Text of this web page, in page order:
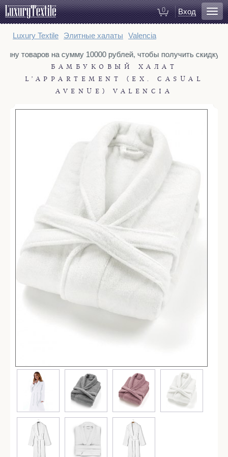
0 Вход
Для ванной
Полотенца
Коврики для ванной
Тапочки
Для спальни
Постельное белье
Декоративные подушки
Домашняя одежда
Простыни
Наволочки
Балетки
Маски для сна
Пододеяльники
Одеяла
Детское постельное белье
Детские полотенца
Детские халаты
Бортики в кроватку
Пеленки
Детские пледы
Детские одеяла
Luxury Textile Элитные халаты Valencia
товаров на сумму 10000 рублей, чтобы получить скидку
БАМБУКОВЫЙ ХАЛАТ
L’APPARTEMENT (EX. CASUAL
AVENUE) VALENCIA